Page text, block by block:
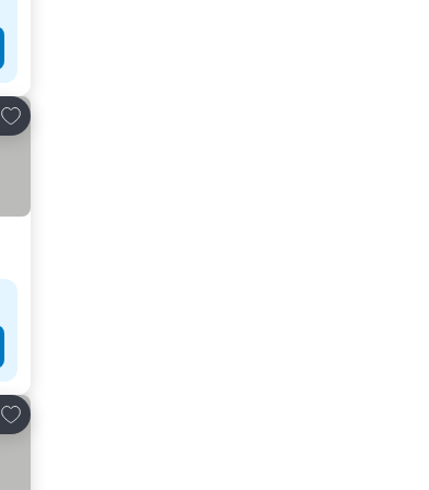
Legg til i favoritter
Legg til i favoritter